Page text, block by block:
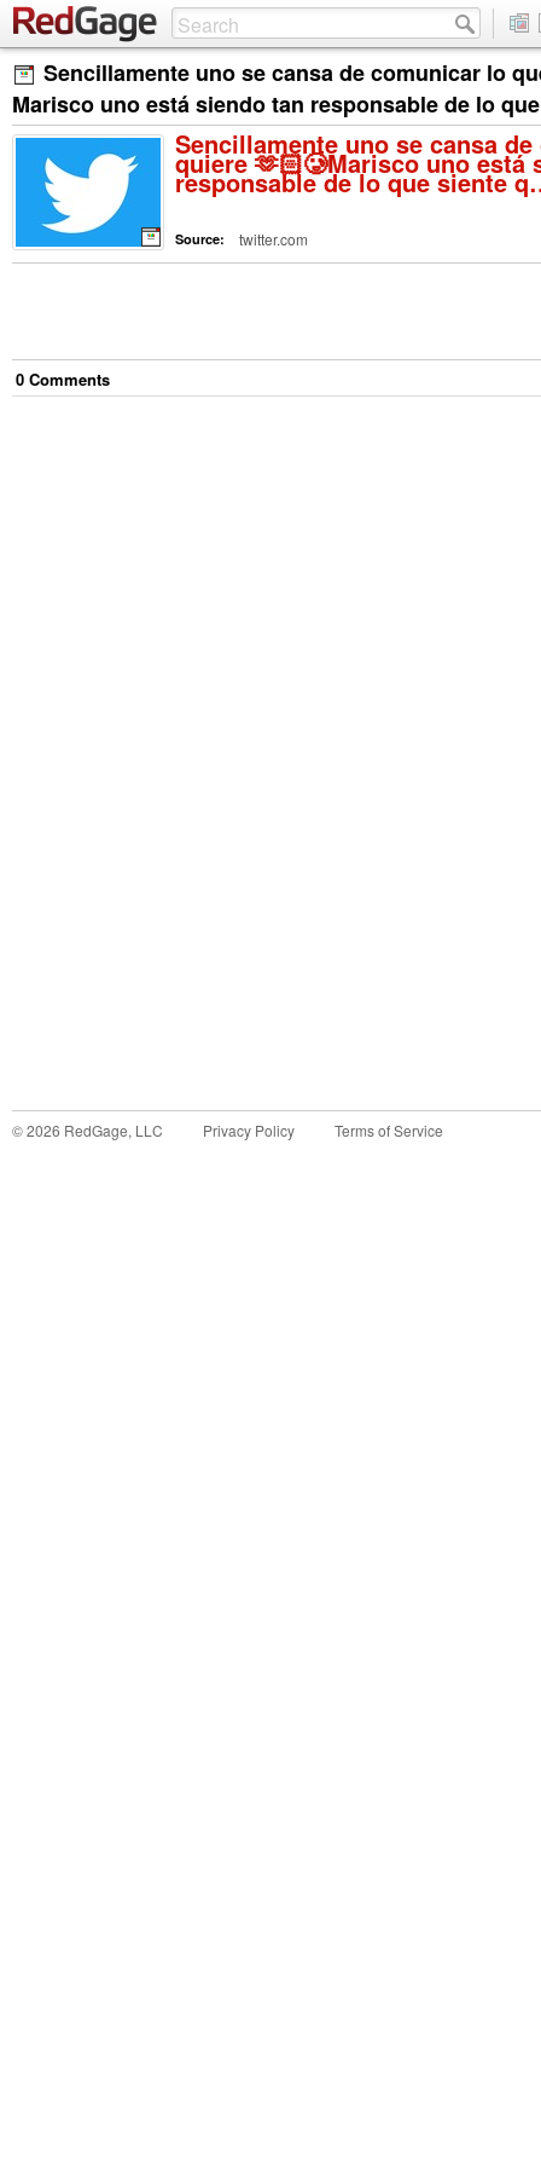
Sencillamente uno se cansa de comunicar lo
Marisco uno está siendo tan responsable de lo
Sencillamente uno se cansa
quiere 🫶🏻🥲Marisco uno está
responsable de lo que siente
Source: twitter.com
0 Comments
©2026 RedGage, LLC Privacy Policy Terms of Service